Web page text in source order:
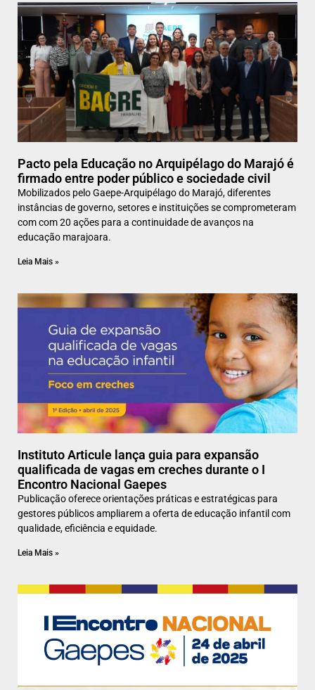
Pacto pela Educação no Arquipélago do Marajó é
firmado entre poder público e sociedade civil
Mobilizados pelo Gaepe-Arquipélago do Marajó, diferentes
instâncias de governo, setores e instituições se comprometeram
com com 20 ações para a continuidade de avanços na
educação marajoara.
Leia Mais »
Instituto Articule lança guia para expansão
qualificada de vagas em creches durante o I
Encontro Nacional Gaepes
Publicação oferece orientações práticas e estratégicas para
gestores públicos ampliarem a oferta de educação infantil com
qualidade, eficiência e equidade.
Leia Mais »